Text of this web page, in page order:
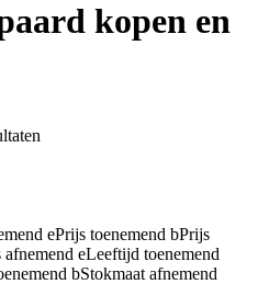
kopen en
ePrijs toenemend bPrijs
afnemend eLeeftijd toenemend
bStokmaat afnemend